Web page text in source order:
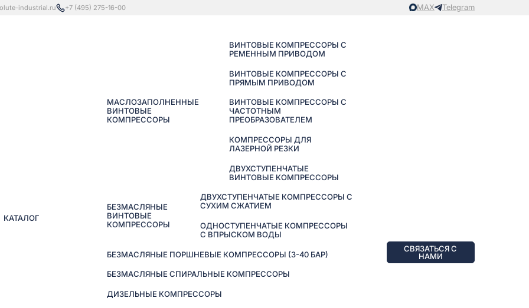
industrial.ru +7 (495) 275-16-00 MAX Telegram
КАТАЛОГ
МАСЛОЗАПОЛНЕННЫЕ
ВИНТОВЫЕ
КОМПРЕССОРЫ
ВИНТОВЫЕ КОМПРЕССОРЫ С
РЕМЕННЫМ ПРИВОДОМ
ВИНТОВЫЕ КОМПРЕССОРЫ С
ПРЯМЫМ ПРИВОДОМ
ВИНТОВЫЕ КОМПРЕССОРЫ С
ЧАСТОТНЫМ
ПРЕОБРАЗОВАТЕЛЕМ
КОМПРЕССОРЫ ДЛЯ
ЛАЗЕРНОЙ РЕЗКИ
ДВУХСТУПЕНЧАТЫЕ
ВИНТОВЫЕ КОМПРЕССОРЫ
БЕЗМАСЛЯНЫЕ
ВИНТОВЫЕ
КОМПРЕССОРЫ
ДВУХСТУПЕНЧАТЫЕ КОМПРЕССОРЫ С
СУХИМ СЖАТИЕМ
ОДНОСТУПЕНЧАТЫЕ КОМПРЕССОРЫ
С ВПРЫСКОМ ВОДЫ
БЕЗМАСЛЯНЫЕ ПОРШНЕВЫЕ КОМПРЕССОРЫ (3-40 БАР)
БЕЗМАСЛЯНЫЕ СПИРАЛЬНЫЕ КОМПРЕССОРЫ
ДИЗЕЛЬНЫЕ КОМПРЕССОРЫ
СВЯЗАТЬСЯ С
НАМИ